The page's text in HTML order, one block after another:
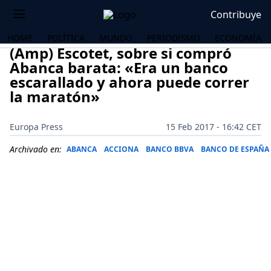
Contribuye
HOME POLÍTICA MUNDO PERIODISMO ECONOMÍA
(Amp) Escotet, sobre si compró
Abanca barata: «Era un banco
escarallado y ahora puede correr
la maratón»
Europa Press
15 Feb 2017 - 16:42 CET
Archivado en: ABANCA ACCIONA BANCO BBVA BANCO DE ESPAÑA